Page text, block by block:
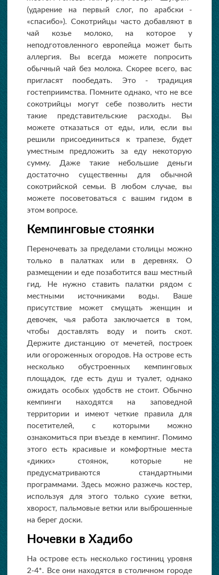
(ударение на первый слог, по арабски -
«спасибо»). Сокотрийцы часто добавляют в
чай козье молоко, на которое у
неподготовленного европейца может быть
аллергия. Вы всегда можете попросить
обычный чай без молока. Скорее всего, вас
пригласят пообедать. Это - традиция
гостеприимства. Помните однако, что не все
сокотрийцы могут себе позволить нести
такие представительские расходы. Вы
можете отказаться от еды, или, если вы
решили присоединиться к трапезе, будет
уместным предложить за еду некоторую
сумму. Даже такие небольшие деньги
достаточно существенны для обычной
сокотрийской семьи. В любом случае, вы
можете посоветоваться с вашим гидом в
этом вопросе.
Кемпинговые стоянки
Переночевать за пределами столицы можно
только в палатках или в деревнях. О
размещении и еде позаботится ваш местный
гид. Не нужно ставить палатки рядом с
местными источниками воды. Ваше
присутствие может смущать женщин и
девочек, чья работа заключается в том,
чтобы доставлять воду и поить скот.
Держите дистанцию от мечетей, построек
или огороженных огородов. На острове есть
несколько обустроенных кемпинговых
площадок, где есть душ и туалет, однако
ожидать особых удобств не стоит. Обычно
кемпинги находятся на заповедной
территории и имеют четкие правила для
посетителей, с которыми можно
ознакомиться при въезде в кемпинг. Помимо
этого есть красивые и комфортные места
«диких» стоянок, которые не
предусматриваются стандартными
программами. Здесь можно разжечь костер,
используя для этого только сухие ветки,
хворост, пальмовые ветки или выброшенные
на берег доски.
Ночевки в Хадибо
На острове есть несколько гостиниц уровня
2-4*. Все они находятся в столичном городе